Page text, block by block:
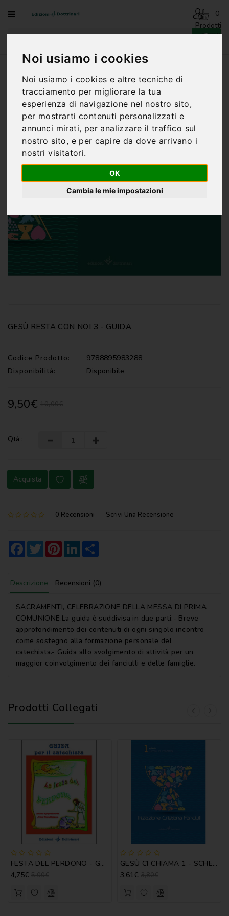
Noi usiamo i cookies
Noi usiamo i cookies e altre tecniche di
tracciamento per migliorare la tua
esperienza di navigazione nel nostro sito,
per mostrarti contenuti personalizzati e
annunci mirati, per analizzare il traffico sul
nostro sito, e per capire da dove arrivano i
nostri visitatori.
OK
Cambia le mie impostazioni
Menu
NATALE
BENEDIZIONI
DELLA
FAMIGLIA
BIOGRAFIA
CARTONCINI
PREGHIERE
CATECHESI
CATECHISMI
SCRITTURA
MEDITAZIONE
E
NOVENA
PERGAMENE
PREGHIERE
PARROCCHIALI
SPIRITUALITA'
STORIA
VARIE
VARIE
PER
0
Prodotti
- 0,00€
GESÙ RESTA CON NOI 3 - GUIDA
Codice Prodotto:
9788895983288
Disponibilità:
Disponibile
9,50€
Qtà :
Acquista
0 Recensioni Scrivi Una Recensione
FacebookTwitterPinterestLinkedIn
Descrizione Recensioni (0)
SACRAMENTI, CELEBRAZIONE DELLA MESSA DI PRIMA
COMUNIONE.La guida è suddivisa in due parti:- Breve
approfondimento dei contenuti di ogni singolo incontro
come sostegno alla formazione personale del
catechista.- Guida allo svolgimento di attività per un
maggior coinvolgimento dei fanciulli e delle famiglie.
Prodotti Collegati
FESTA DEL PERDONO - GUIDA
4,75€
GESÙ CI CHIAMA 1 - SCHEDE
3,61€